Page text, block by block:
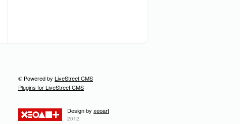
© Powered by LiveStreet CMS
Plugins for LiveStreet CMS
Design by xeoart
2012